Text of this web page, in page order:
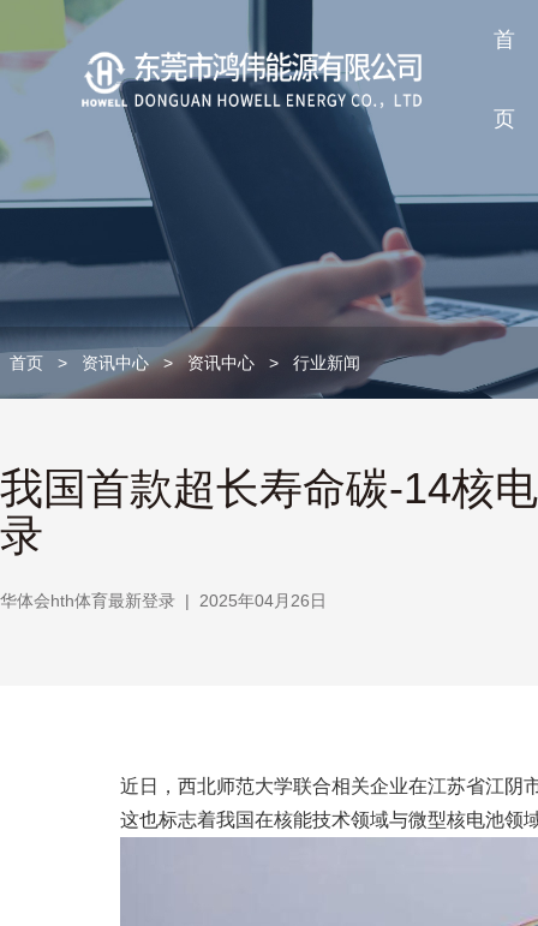
首
页
首页 > 资讯中心 > 资讯中心 > 行业新闻
我国首款超长寿命碳-14核
录
华体会hth体育最新登录 | 2025年04月26日
近日，西北师范大学联合相关企业在江苏省江阴
这也标志着我国在核能技术领域与微型核电池领